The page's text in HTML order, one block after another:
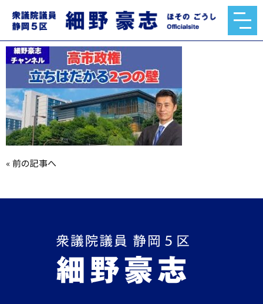
mqdefault.jpg
2025.12.03
«前の記事へ